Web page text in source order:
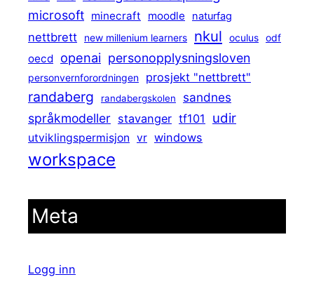
microsoft minecraft moodle naturfag
nettbrett new millenium learners nkul oculus odf
oecd openai personopplysningsloven
personvernforordningen prosjekt "nettbrett"
randaberg randabergskolen
sandnes
språkmodeller stavanger tf101 udir
utviklingspermisjon vr windows
workspace
Meta
Logg inn